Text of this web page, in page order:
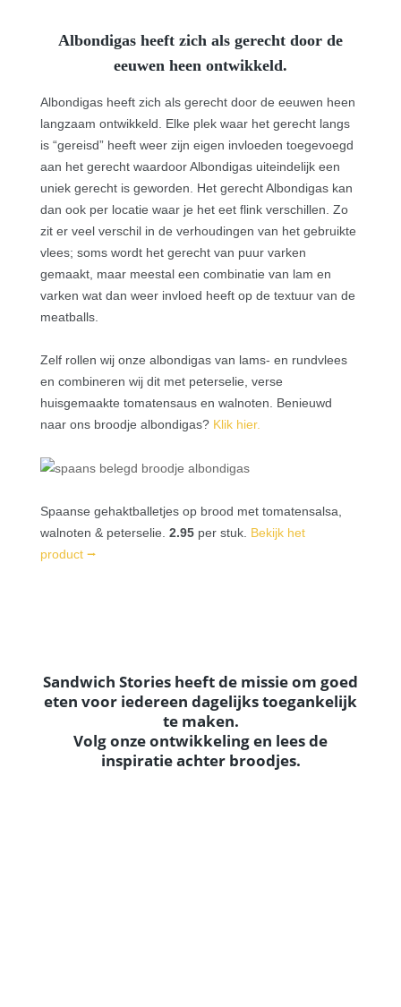
Albondigas heeft zich als gerecht door de
eeuwen heen ontwikkeld.
Albondigas heeft zich als gerecht door de eeuwen heen
langzaam ontwikkeld. Elke plek waar het gerecht langs
is “gereisd” heeft weer zijn eigen invloeden toegevoegd
aan het gerecht waardoor Albondigas uiteindelijk een
uniek gerecht is geworden. Het gerecht Albondigas kan
dan ook per locatie waar je het eet flink verschillen. Zo
zit er veel verschil in de verhoudingen van het gebruikte
vlees; soms wordt het gerecht van puur varken
gemaakt, maar meestal een combinatie van lam en
varken wat dan weer invloed heeft op de textuur van de
meatballs.
Zelf rollen wij onze albondigas van lams- en rundvlees
en combineren wij dit met peterselie, verse
huisgemaakte tomatensaus en walnoten. Benieuwd
naar ons broodje albondigas? Klik hier.
Spaanse gehaktballetjes op brood met tomatensalsa,
walnoten & peterselie. 2.95 per stuk. Bekijk het
product ⭢
Sandwich Stories heeft de missie om goed
eten voor iedereen dagelijks toegankelijk
te maken.
Volg onze ontwikkeling en lees de
inspiratie achter broodjes.